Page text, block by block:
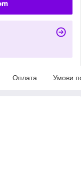
Оплата Умови